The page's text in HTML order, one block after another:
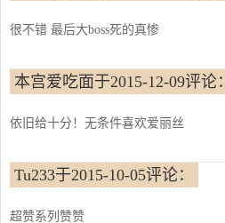
很不错 最后大boss死的真惨
本宫爱吃面于2015-12-09评论：
依旧给十分！无条件喜欢爱丽丝
Tu233于2015-10-05评论：
超赞系列赞赞